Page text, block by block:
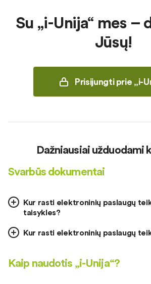
Su „i-Unija“ mes –
Jūsų!
Prisijungti prie „i-
Dažniausiai užduodami
Svarbūs dokumentai
Kur rasti elektroninių paslaugų
taisykles?
Kur rasti elektroninių paslaugų
Kaip naudotis „i-Unija“?